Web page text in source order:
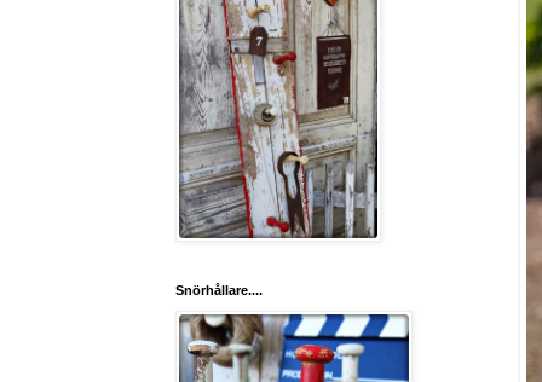
Snörhållare....